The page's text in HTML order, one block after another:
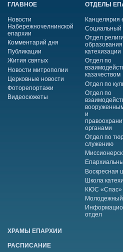
ГЛАВНОЕ
Новости
Набережночелнинской
епархии
Комментарий дня
Публикации
Жития святых
Новости митрополии
Церковные новости
Фоторепортажи
Видеосюжеты
ОТДЕЛЫ
Канцелярия
Социальный
Отдел
образования
катехизации
Отдел по
казачеством
Отдел по
Отдел по
и
органами
Отдел по
служению
Воскресная
Школа
КЮС «Спас»
отдел
ХРАМЫ ЕПАРХИИ
РАСПИСАНИЕ